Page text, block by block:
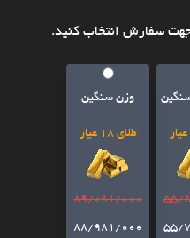
سفارش انتخاب کنید.
55/
55/
وزن سنگین
طلای 18 عیار
89/081/000
88/981/000